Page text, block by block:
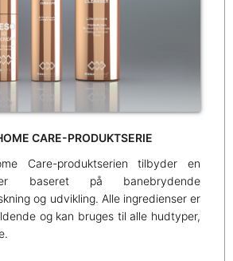
CARE-PRODUKTSERIE
Care-produktserien tilbyder en
baseret på banebrydende
og udvikling. Alle ingredienser er
og kan bruges til alle hudtyper,